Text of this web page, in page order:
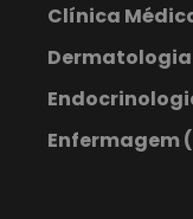
Clínica
Dermatologia
Enfermagem